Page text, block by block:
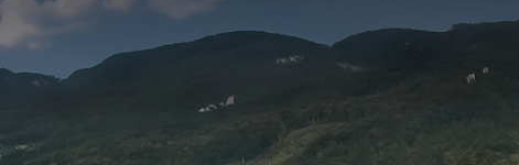
Unterstützen Partner
Projekte und Organisationen finden